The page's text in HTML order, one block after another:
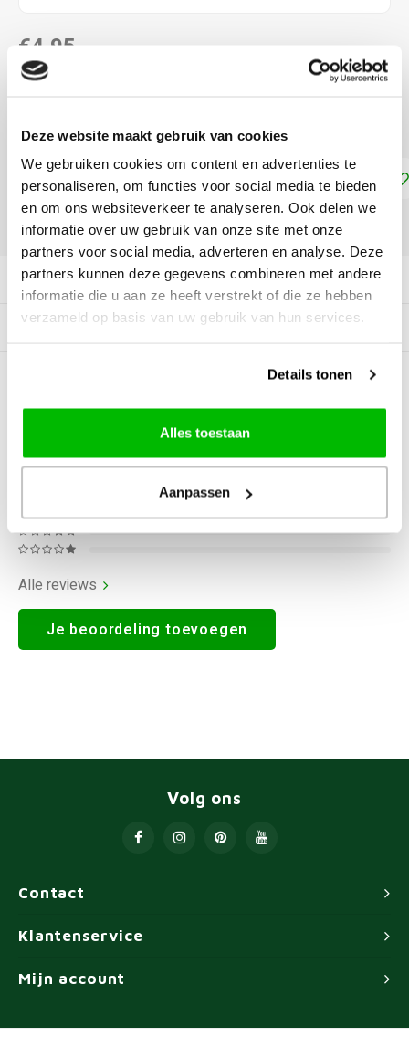
Deze website maakt gebruik van cookies
We gebruiken cookies om content en advertenties te
personaliseren, om functies voor social media te bieden
en om ons websiteverkeer te analyseren. Ook delen we
informatie over uw gebruik van onze site met onze
partners voor social media, adverteren en analyse. Deze
partners kunnen deze gegevens combineren met andere
informatie die u aan ze heeft verstrekt of die ze hebben
verzameld op basis van uw gebruik van hun services.
Details tonen
Alles toestaan
Aanpassen
€4,95
DIRECT LEVERBAAR
Kleine brilletjes voor knuffels maken Lees meer
Toevoegen aan winkelwagen
DELEN:
Productomschrijving
Gerelateerde producten
BEOORDELINGEN
Alle reviews
Je beoordeling toevoegen
Contact
Volg ons
Klantenservice
Mijn account